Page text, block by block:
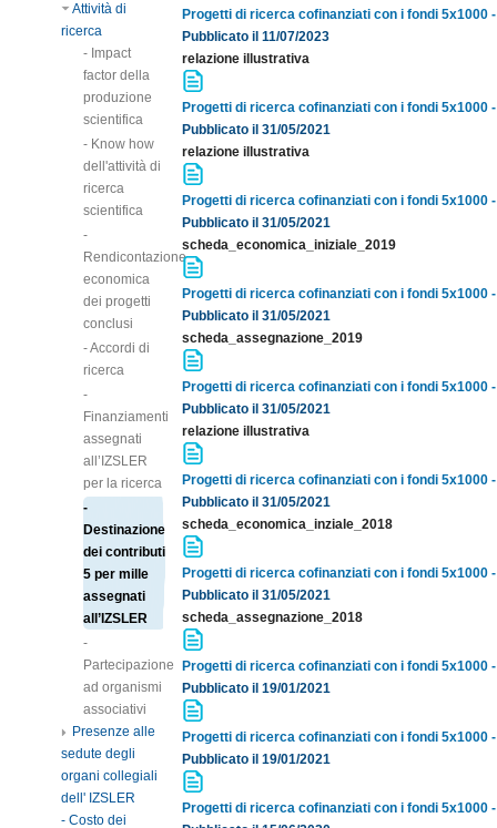
Attività di
ricerca
- Impact
factor della
produzione
scientifica
- Know how
dell'attività di
ricerca
scientifica
-
Rendicontazione
economica
dei progetti
conclusi
- Accordi di
ricerca
-
Finanziamenti
assegnati
all’IZSLER
per la ricerca
-
Destinazione
dei contributi
5 per mille
assegnati
all’IZSLER
-
Partecipazione
ad organismi
associativi
Presenze alle
sedute degli
organi collegiali
dell' IZSLER
- Costo dei
Progetti di ricerca cofinanziati con i fondi 5x1000
Pubblicato il 11/07/2023
relazione illustrativa
Progetti di ricerca cofinanziati con i fondi 5x1000
Pubblicato il 31/05/2021
relazione illustrativa
Progetti di ricerca cofinanziati con i fondi 5x1000
Pubblicato il 31/05/2021
scheda_economica_iniziale_2019
Progetti di ricerca cofinanziati con i fondi 5x1000
Pubblicato il 31/05/2021
scheda_assegnazione_2019
Progetti di ricerca cofinanziati con i fondi 5x1000
Pubblicato il 31/05/2021
relazione illustrativa
Progetti di ricerca cofinanziati con i fondi 5x1000
Pubblicato il 31/05/2021
scheda_economica_inziale_2018
Progetti di ricerca cofinanziati con i fondi 5x1000
Pubblicato il 31/05/2021
scheda_assegnazione_2018
Progetti di ricerca cofinanziati con i fondi 5x1000
Pubblicato il 19/01/2021
Progetti di ricerca cofinanziati con i fondi 5x1000
Pubblicato il 19/01/2021
Progetti di ricerca cofinanziati con i fondi 5x1000